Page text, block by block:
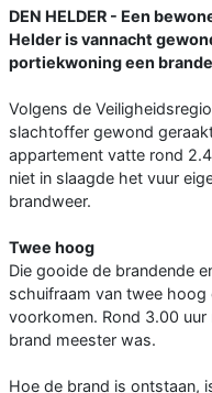
DEN HELDER - Een
Helder is vannacht
portiekwoning een
Volgens de
slachtoffer gewond
appartement vatte rond
niet in slaagde het vuur
brandweer.
Twee hoog
Die gooide de brandende
schuifraam van twee
voorkomen. Rond 3.00
brand meester was.
Hoe de brand is ontstaan,